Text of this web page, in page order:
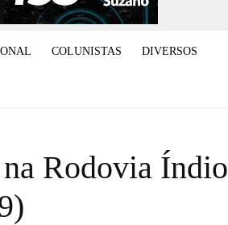
COLUNISTAS DIVERSOS
Rodovia Índio